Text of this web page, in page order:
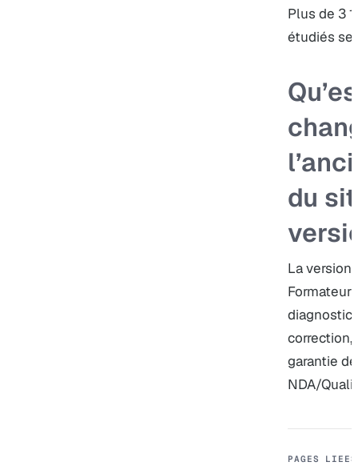
Plus de 3
étudiés
du
La version
Formateur
diagnostic,
correction,
garantie
NDA/
PAGES LIEES